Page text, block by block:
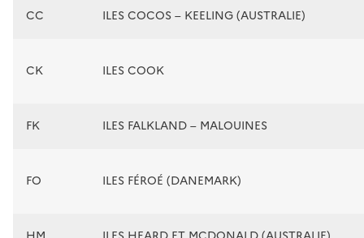
CC ILES COCOS – KEELING (AUSTRALIE)
CK ILES COOK
FK ILES FALKLAND – MALOUINES
FO ILES FÉROÉ (DANEMARK)